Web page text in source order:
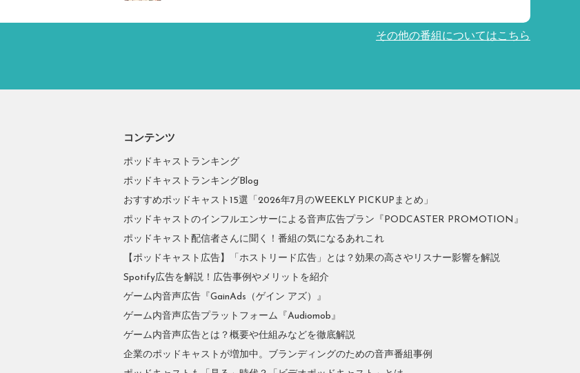
その他の番組についてはこちら
コンテンツ
ポッドキャストランキング
ポッドキャストランキングBlog
おすすめポッドキャスト15選「2026年7月のWEEKLY PICKUPまとめ」
ポッドキャストのインフルエンサーによる音声広告プラン『PODCASTER PROMOTION』
ポッドキャスト配信者さんに聞く！番組の気になるあれこれ
【ポッドキャスト広告】「ホストリード広告」とは？効果の高さやリスナー影響を解説
Spotify広告を解説！広告事例やメリットを紹介
ゲーム内音声広告『GainAds（ゲイン アズ）』
ゲーム内音声広告プラットフォーム『Audiomob』
ゲーム内音声広告とは？概要や仕組みなどを徹底解説
企業のポッドキャストが増加中。ブランディングのための音声番組事例